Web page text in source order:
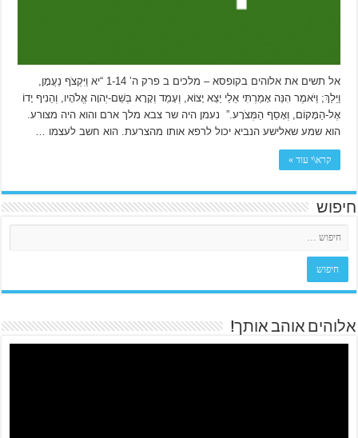
אל תשים את אלוהים בקופסא – מלכים ב פרק ה’ 1-14 “יא וַיִּקְצֹף נַעֲמָן,
וַיֵּלַךְ; וַיֹּאמֶר הִנֵּה אָמַרְתִּי אֵלַי יֵצֵא יָצוֹא, וְעָמַד וְקָרָא בְּשֵׁם-יְהוָה אֱלֹהָיו, וְהֵנִיף יָדוֹ
אֶל-הַמָּקוֹם, וְאָסַף הַמְּצֹרָע.” נעמן היה שר צבא מלך ארם והוא היה מצורע.
הוא שמע שאלישע הנביא יכול לרפא אותו מהצרעת. הוא חשב לעצמו …
קרא\י עוד »
חיפוש
אלוהים אוהב אותך!